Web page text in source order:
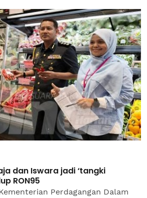
dan Iswara jadi ‘tangki
RON95
Perdagangan Dalam